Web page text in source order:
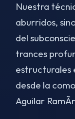
Nuestra
aburridos,
del
trances
estructurales
desde la
Aguilar